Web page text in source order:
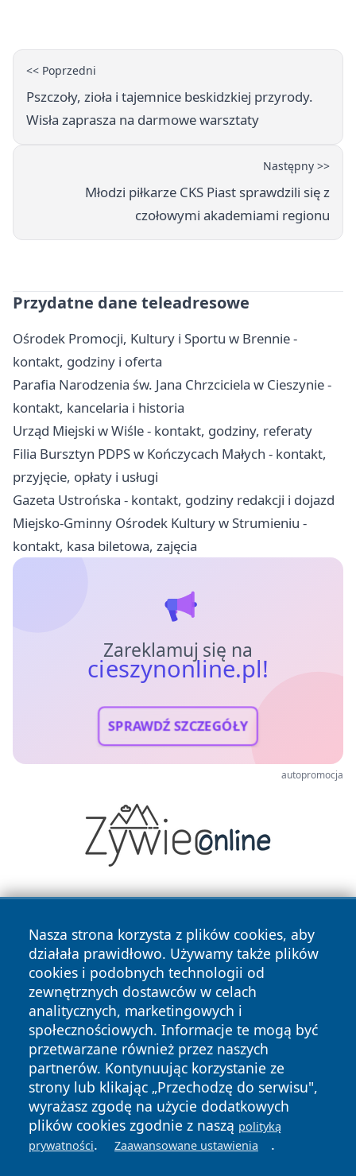
<< Poprzedni
Pszczoły, zioła i tajemnice beskidzkiej przyrody.
Wisła zaprasza na darmowe warsztaty
Następny >>
Młodzi piłkarze CKS Piast sprawdzili się z
czołowymi akademiami regionu
Przydatne dane teleadresowe
Ośrodek Promocji, Kultury i Sportu w Brennie -
kontakt, godziny i oferta
Parafia Narodzenia św. Jana Chrzciciela w Cieszynie -
kontakt, kancelaria i historia
Urząd Miejski w Wiśle - kontakt, godziny, referaty
Filia Bursztyn PDPS w Kończycach Małych - kontakt,
przyjęcie, opłaty i usługi
Gazeta Ustrońska - kontakt, godziny redakcji i dojazd
Miejsko-Gminny Ośrodek Kultury w Strumieniu -
kontakt, kasa biletowa, zajęcia
Zareklamuj się na
cieszynonline.pl!
SPRAWDŹ SZCZEGÓŁY
autopromocja
Nasza strona korzysta z plików cookies, aby
działała prawidłowo. Używamy także plików
cookies i podobnych technologii od
zewnętrznych dostawców w celach
analitycznych, marketingowych i
społecznościowych. Informacje te mogą być
przetwarzane również przez naszych
partnerów. Kontynuując korzystanie ze
strony lub klikając „Przechodzę do serwisu",
wyrażasz zgodę na użycie dodatkowych
plików cookies zgodnie z naszą polityką
prywatności. Zaawansowane ustawienia .
Copyright © 2026 cieszynonline.pl Wszystkie prawa
zastrzeżone.
News Autorzy
Polityka
Prywatności
Polityka
Cookies